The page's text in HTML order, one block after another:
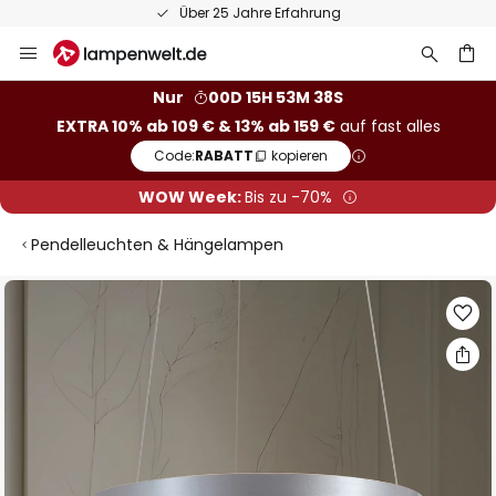
Über 25 Jahre Erfahrung
Inhalt
Nur
00D 15H 53M 38S
EXTRA 10% ab 109 € & 13% ab 159 €auf fast alles
Code:RABATT kopieren
WOW Week:Bis zu -70%
Pendelleuchten & Hängelampen
Zum